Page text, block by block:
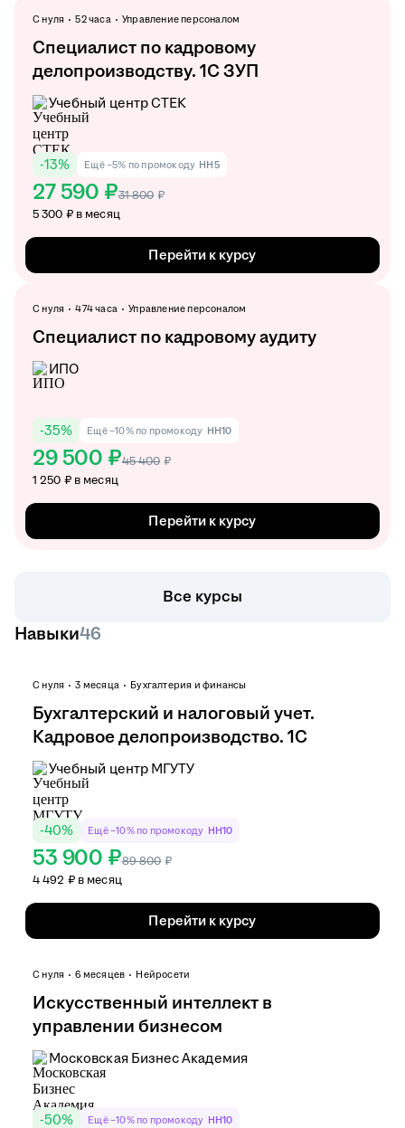
С нуля 52 часа Управление персоналом
Специалист по кадровому
делопроизводству. 1С ЗУП
Учебный центр СТЕК
-13% Ещё −5% по промокоду HH5
27 590 ₽31 800 ₽
5 300 ₽ в месяц
Перейти к курсу
С нуля 474 часа Управление персоналом
Специалист по кадровому аудиту
ИПО
-35% Ещё −10% по промокоду HH10
29 500 ₽45 400 ₽
1 250 ₽ в месяц
Перейти к курсу
Все курсы
Навыки46
С нуля 3 месяца Бухгалтерия и финансы
Бухгалтерский и налоговый учет.
Кадровое делопроизводство. 1С
Учебный центр МГУТУ
-40% Ещё −10% по промокоду HH10
53 900 ₽89 800 ₽
4 492 ₽ в месяц
Перейти к курсу
С нуля 6 месяцев Нейросети
Искусственный интеллект в
управлении бизнесом
Московская Бизнес Академия
-50% Ещё −10% по промокоду HH10